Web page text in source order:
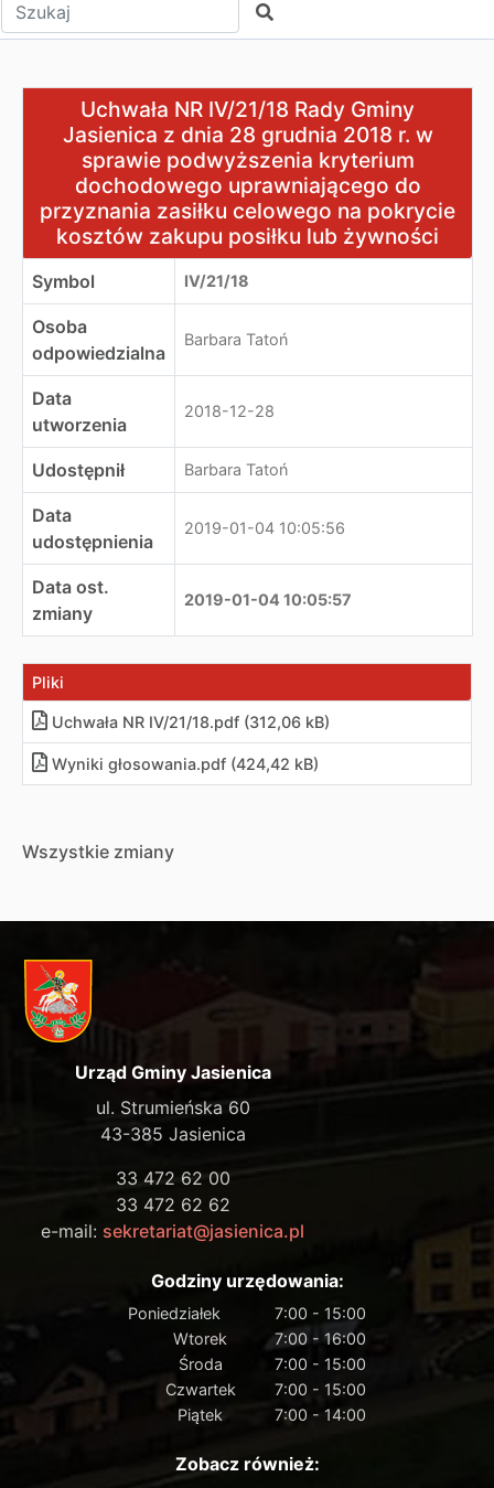
Szukaj
Uchwała NR IV/21/18 Rady Gminy Jasienica z dnia
Uchwała NR IV/21/18 Rady Gminy
Jasienica z dnia 28 grudnia 2018 r. w
sprawie podwyższenia kryterium
dochodowego uprawniającego do
przyznania zasiłku celowego na pokrycie
kosztów zakupu posiłku lub żywności
Symbol IV/21/18
Osoba
odpowiedzialna
Barbara Tatoń
Data
utworzenia
2018-12-28
Udostępnił Barbara Tatoń
Data
udostępnienia
2019-01-04 10:05:56
Data ost.
zmiany
2019-01-04 10:05:57
Pliki
Uchwała NR IV/21/18.pdf (312,06 kB)
Wyniki głosowania.pdf (424,42 kB)
Wszystkie zmiany
Urząd Gminy Jasienica
ul. Strumieńska 60
43-385 Jasienica
33 472 62 00
33 472 62 62
e-mail: sekretariat@jasienica.pl
Godziny urzędowania:
Poniedziałek
7:00 - 15:00
Wtorek
7:00 - 16:00
Środa
7:00 - 15:00
Czwartek
7:00 - 15:00
Piątek
7:00 - 14:00
Zobacz również: